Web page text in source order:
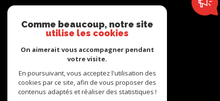
ADHÉRENTS
Comme beaucoup, notre site
utilise les cookies
On aimerait vous accompagner pendant
votre visite.
En poursuivant, vous acceptez l'utilisation des
cookies par ce site, afin de vous proposer des
contenus adaptés et réaliser des statistiques !